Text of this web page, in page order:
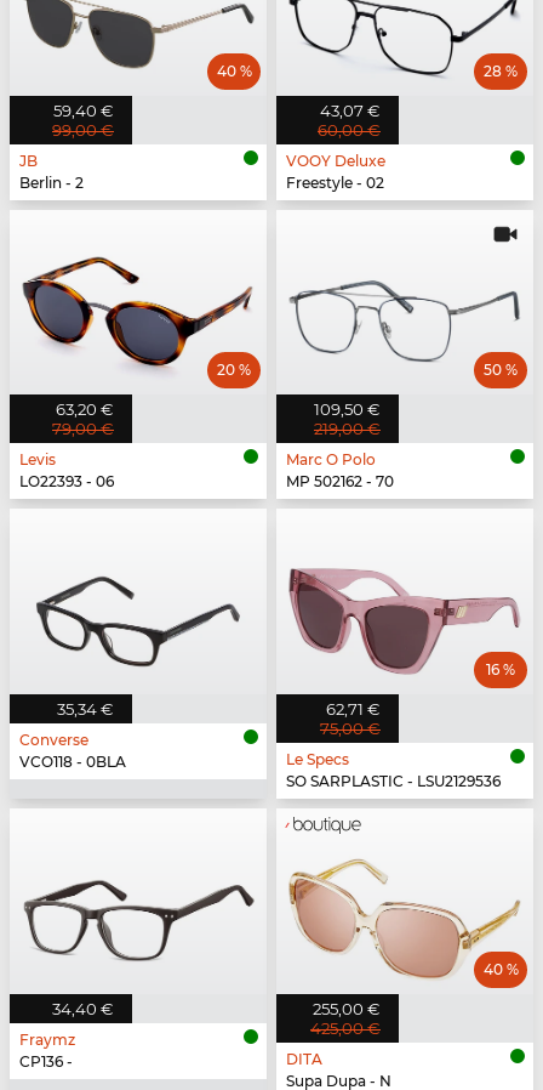
59,40 €
99,00 €
40 %
JB
Berlin - 2
43,07 €
60,00 €
28 %
VOOY Deluxe
Freestyle - 02
63,20 €
79,00 €
20 %
Levis
LO22393 - 06
109,50 €
219,00 €
50 %
Marc O Polo
MP 502162 - 70
35,34 €
Converse
VCO118 - 0BLA
62,71 €
75,00 €
16 %
Le Specs
SO SARPLASTIC - LSU2129536
34,40 €
Fraymz
CP136 -
255,00 €
425,00 €
40 %
DITA
Supa Dupa - N